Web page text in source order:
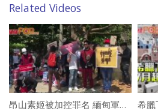
Related Videos
昂山素姬被加控罪名 緬甸軍方否認發動政變